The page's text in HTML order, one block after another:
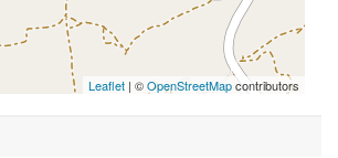
Leaflet | ©OpenStreetMapcontributors